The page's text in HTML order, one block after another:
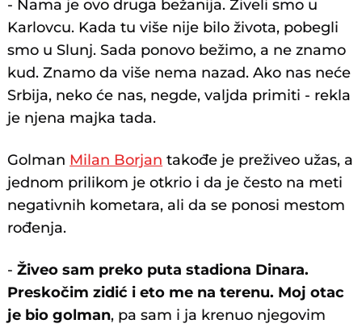
- Nama je ovo druga bežanija. Živeli smo u
Karlovcu. Kada tu više nije bilo života, pobegli
smo u Slunj. Sada ponovo bežimo, a ne znamo
kud. Znamo da više nema nazad. Ako nas neće
Srbija, neko će nas, negde, valjda primiti - rekla
je njena majka tada.
Golman Milan Borjan takođe je preživeo užas, a
jednom prilikom je otkrio i da je često na meti
negativnih kometara, ali da se ponosi mestom
rođenja.
-Živeo sam preko puta stadiona Dinara.
Preskočim zidić i eto me na terenu. Moj otac
je bio golman, pa sam i ja krenuo njegovim